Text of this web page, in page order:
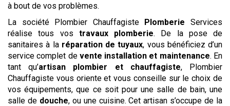
à bout de vos problèmes.
La société Plombier Chauffagiste Plomberie Services
réalise tous vos travaux plomberie. De la pose de
sanitaires à la réparation de tuyaux, vous bénéficiez d’un
service complet de vente installation et maintenance. En
tant qu’artisan plombier et chauffagiste, Plombier
Chauffagiste vous oriente et vous conseille sur le choix de
vos équipements, que ce soit pour une salle de bain, une
salle de douche, ou une cuisine. Cet artisan s’occupe de la